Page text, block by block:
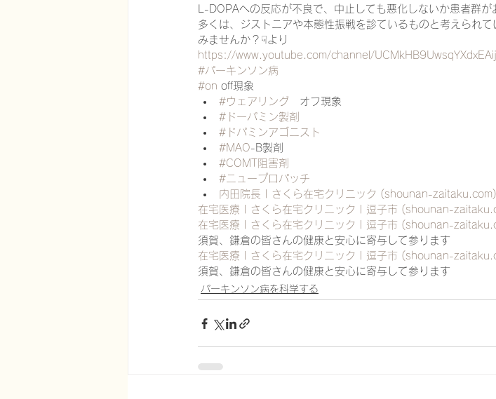
L-DOPAへの反応が不良で、中止しても悪化しないか患者群が
多くは、ジストニアや本態性振戦を診ているものと考えられ
みませんか？☟より
https://www.youtube.com/channel/
#パーキンソン病
#on off現象
#ウェアリング オフ現象
#ドーパミン製剤
#ドパミンアゴニスト
#MAO-B製剤
#COMT阻害剤
#ニュープロパッチ
内田院長 | さくら在宅クリニック ( shounan-zaitaku.com )
在宅医療 | さくら在宅クリニック | 逗子市 ( shounan-
在宅医療 | さくら在宅クリニック | 逗子市 ( shounan-
須賀、鎌倉の皆さんの健康と安心に寄与して参ります
在宅医療 | さくら在宅クリニック | 逗子市 ( shounan-
須賀、鎌倉の皆さんの健康と安心に寄与して参ります
パーキンソン病を科学する